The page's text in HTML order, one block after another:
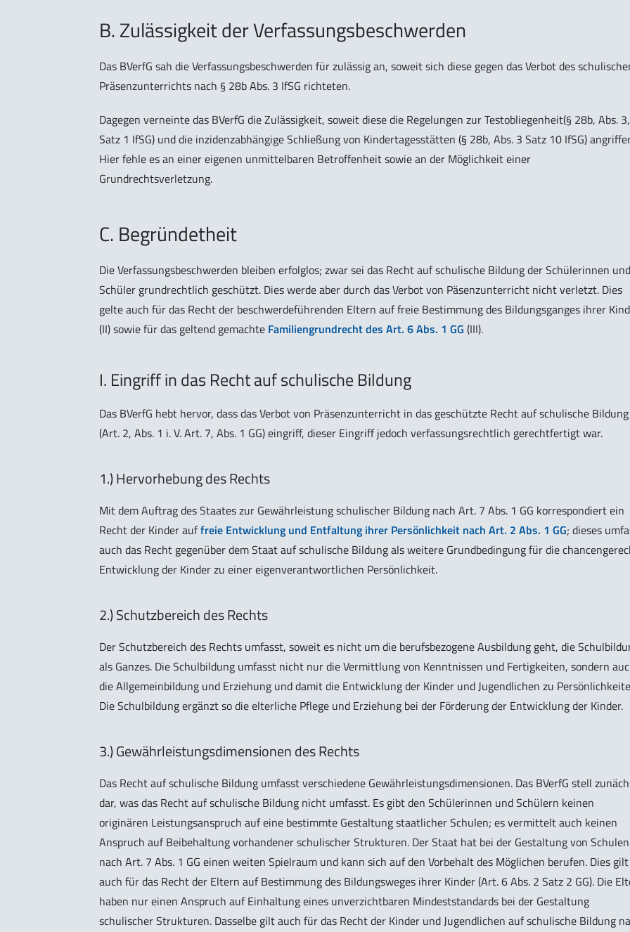
B. Zulässigkeit der Verfassungsbeschwerden
Das BVerfG sah die Verfassungsbeschwerden für zulässig an, soweit sich diese gegen das Verbot des
Präsenzunterrichts nach § 28b Abs. 3 IfSG richteten.
Dagegen verneinte das BVerfG die Zulässigkeit, soweit diese die Regelungen zur Testobliegenheit(§ 28b, Abs. 3,
Satz 1 IfSG) und die inzidenzabhängige Schließung von Kindertagesstätten (§ 28b, Abs. 3 Satz 10 IfSG)
Hier fehle es an einer eigenen unmittelbaren Betroffenheit sowie an der Möglichkeit einer
Grundrechtsverletzung.
C. Begründetheit
Die Verfassungsbeschwerden bleiben erfolglos; zwar sei das Recht auf schulische Bildung der Schülerinnen und
Schüler grundrechtlich geschützt. Dies werde aber durch das Verbot von Päsenzunterricht nicht verletzt. Dies
gelte auch für das Recht der beschwerdeführenden Eltern auf freie Bestimmung des Bildungsganges ihrer
(II) sowie für das geltend gemachte Familiengrundrecht des Art. 6 Abs. 1 GG (III).
I. Eingriff in das Recht auf schulische Bildung
Das BVerfG hebt hervor, dass das Verbot von Präsenzunterricht in das geschützte Recht auf schulische Bildung
(Art. 2, Abs. 1 i. V. Art. 7, Abs. 1 GG) eingriff, dieser Eingriff jedoch verfassungsrechtlich gerechtfertigt war.
1.) Hervorhebung des Rechts
Mit dem Auftrag des Staates zur Gewährleistung schulischer Bildung nach Art. 7 Abs. 1 GG korrespondiert ein
Recht der Kinder auffreie Entwicklung und Entfaltung ihrer Persönlichkeit nach Art. 2 Abs. 1 GG; dieses
auch das Recht gegenüber dem Staat auf schulische Bildung als weitere Grundbedingung für die
Entwicklung der Kinder zu einer eigenverantwortlichen Persönlichkeit.
2.) Schutzbereich des Rechts
Der Schutzbereich des Rechts umfasst, soweit es nicht um die berufsbezogene Ausbildung geht, die
als Ganzes. Die Schulbildung umfasst nicht nur die Vermittlung von Kenntnissen und Fertigkeiten, sondern
die Allgemeinbildung und Erziehung und damit die Entwicklung der Kinder und Jugendlichen zu
Die Schulbildung ergänzt so die elterliche Pflege und Erziehung bei der Förderung der Entwicklung der Kinder.
3.) Gewährleistungsdimensionen des Rechts
Das Recht auf schulische Bildung umfasst verschiedene Gewährleistungsdimensionen. Das BVerfG stell
dar, was das Recht auf schulische Bildung nicht umfasst. Es gibt den Schülerinnen und Schülern keinen
originären Leistungsanspruch auf eine bestimmte Gestaltung staatlicher Schulen; es vermittelt auch keinen
Anspruch auf Beibehaltung vorhandener schulischer Strukturen. Der Staat hat bei der Gestaltung von Schulen
nach Art. 7 Abs. 1 GG einen weiten Spielraum und kann sich auf den Vorbehalt des Möglichen berufen. Dies gilt
auch für das Recht der Eltern auf Bestimmung des Bildungsweges ihrer Kinder (Art. 6 Abs. 2 Satz 2 GG). Die
haben nur einen Anspruch auf Einhaltung eines unverzichtbaren Mindeststandards bei der Gestaltung
schulischer Strukturen. Dasselbe gilt auch für das Recht der Kinder und Jugendlichen auf schulische Bildung